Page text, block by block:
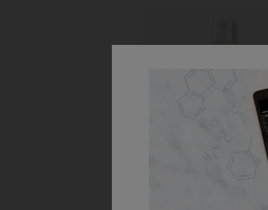
Gentle Hair & Body